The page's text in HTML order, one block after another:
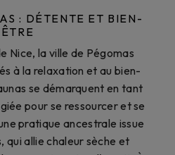
: DÉTENTE ET BIEN-
ÊTRE
Nice, la ville de Pégomas
à la relaxation et au bien-
se démarquent en tant
pour se ressourcer et se
pratique ancestrale issue
qui allie chaleur sèche et